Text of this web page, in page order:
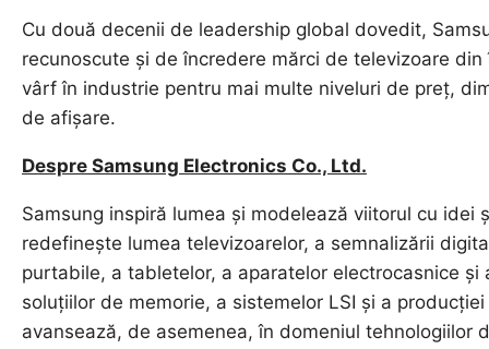
Cu două decenii de leadership global dovedit,
recunoscute și de încredere mărci de televizoare
vârf în industrie pentru mai multe niveluri de preț,
de afișare.
Despre Samsung Electronics Co., Ltd.
Samsung inspiră lumea și modelează viitorul cu idei
redefinește lumea televizoarelor, a semnalizării
purtabile, a tabletelor, a aparatelor electrocasnice și
soluțiilor de memorie, a sistemelor LSI și a
avansează, de asemenea, în domeniul tehnologiilor